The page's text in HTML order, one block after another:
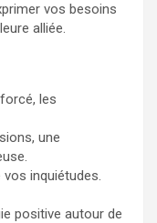
vos besoins
alliée.
les
une
vos inquiétudes.
positive autour de